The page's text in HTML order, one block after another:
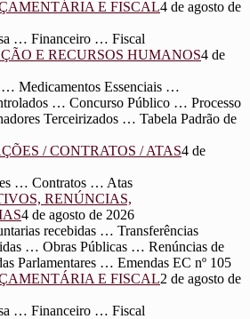
E FISCAL4 de agosto de
… Financeiro … Fiscal
E RECURSOS HUMANOS4 de
… Medicamentos Essenciais …
… Concurso Público … Processo
Terceirizados … Tabela Padrão de
/ CONTRATOS / ATAS4 de
… Contratos … Atas
RENÚNCIAS,
4 de agosto de 2026
recebidas … Transferências
… Obras Públicas … Renúncias de
Parlamentares … Emendas EC nº 105
E FISCAL2 de agosto de
… Financeiro … Fiscal